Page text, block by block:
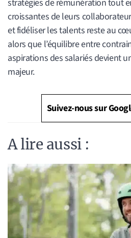
stratégies de rémunération tout
croissantes de leurs
et fidéliser les talents reste au
alors que l’équilibre entre
aspirations des salariés devient
majeur.
Suivez-nous sur
A lire aussi :